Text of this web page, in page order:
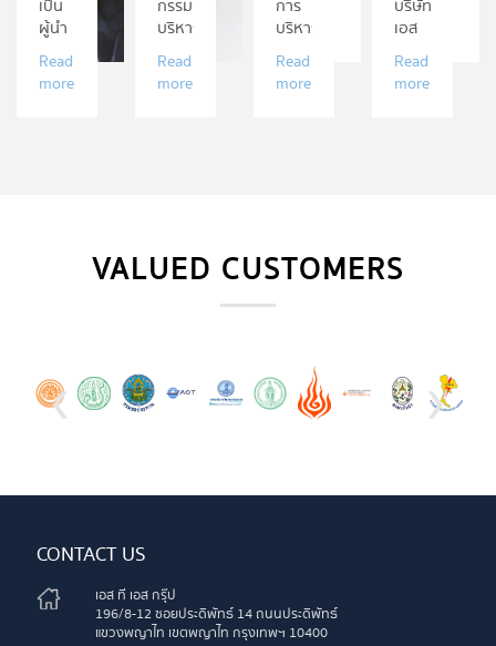
เป็น
ผู้นำ
ใน
อาเซียน
ด้าน
Read
more
กรรมการ
บริหาร
ตาม
โครงสร้าง
การ
Read
more
การ
บริหาร
ใหม่
ภาย
ใต้
Read
more
บริษัท
เอส
ที
เอส
ได้รับ
Read
more
VALUED CUSTOMERS
‹ ›
CONTACT US
เอส ที เอส กรุ๊ป
196/8-12 ซอยประดิพัทธ์ 14 ถนนประดิพัทธ์
แขวงพญาไท เขตพญาไท กรุงเทพฯ 10400